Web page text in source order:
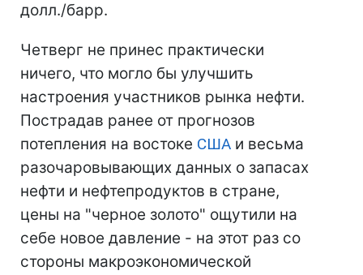
долл./барр.
Четверг не принес практически
ничего, что могло бы улучшить
настроения участников рынка нефти.
Пострадав ранее от прогнозов
потепления на востоке США и весьма
разочаровывающих данных о запасах
нефти и нефтепродуктов в стране,
цены на "черное золото" ощутили на
себе новое давление - на этот раз со
стороны макроэкономической